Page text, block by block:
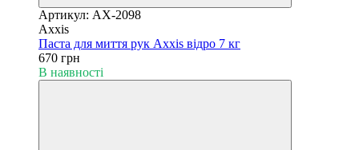
Артикул: AX-2098
Axxis
Паста для миття рук Axxis відро 7 кг
670 грн
В наявності